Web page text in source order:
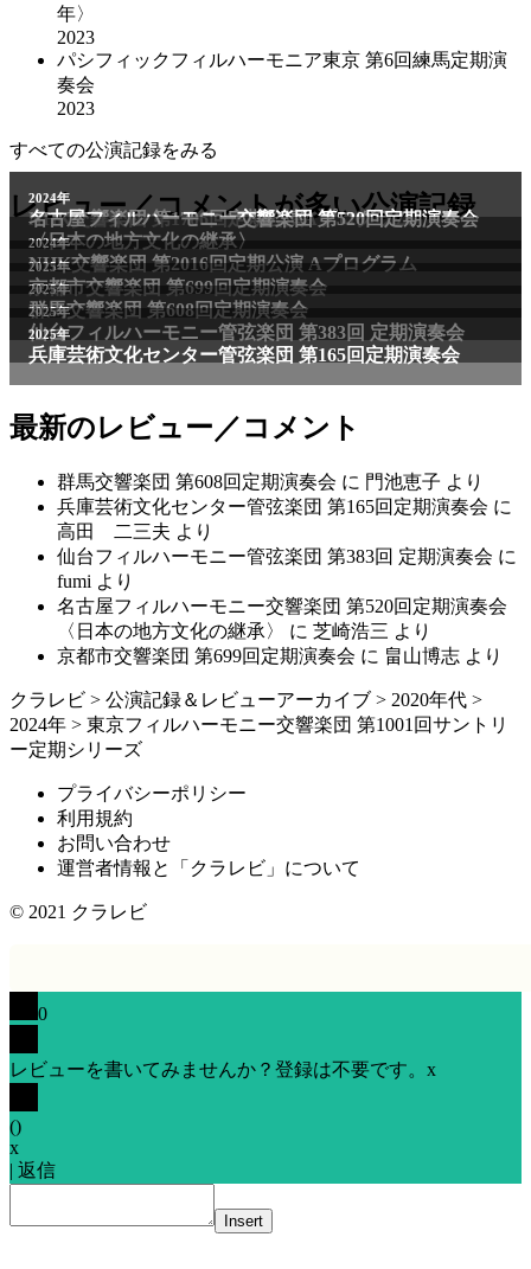
年〉
2023
パシフィックフィルハーモニア東京 第6回練馬定期演
奏会
2023
すべての公演記録をみる
レビュー／コメントが多い公演記録
2011年
NHK交響楽団 第1706回定期公演Aプログラム
2024年
名古屋フィルハーモニー交響楽団 第520回定期演奏会
〈日本の地方文化の継承〉
2024年
NHK交響楽団 第2016回定期公演 Aプログラム
2025年
京都市交響楽団 第699回定期演奏会
2025年
群馬交響楽団 第608回定期演奏会
2025年
仙台フィルハーモニー管弦楽団 第383回 定期演奏会
2025年
兵庫芸術文化センター管弦楽団 第165回定期演奏会
最新のレビュー／コメント
群馬交響楽団 第608回定期演奏会 に 門池恵子 より
兵庫芸術文化センター管弦楽団 第165回定期演奏会 に
高田 二三夫 より
仙台フィルハーモニー管弦楽団 第383回 定期演奏会 に
fumi より
名古屋フィルハーモニー交響楽団 第520回定期演奏会
〈日本の地方文化の継承〉
に 芝崎浩三 より
京都市交響楽団 第699回定期演奏会 に 畠山博志 より
クラレビ > 公演記録＆レビューアーカイブ > 2020年代 >
2024年 > 東京フィルハーモニー交響楽団 第1001回サントリ
ー定期シリーズ
プライバシーポリシー
利用規約
お問い合わせ
運営者情報と「クラレビ」について
© 2021 クラレビ
0
レビューを書いてみませんか？登録は不要です。 x
()
x
| 返信
Insert